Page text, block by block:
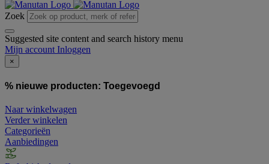
Zoek
Suggested site content and search history menu
Mijn account Inloggen
×
% nieuwe producten: Toegevoegd
Naar winkelwagen
Verder winkelen
Categorieën
Aanbiedingen